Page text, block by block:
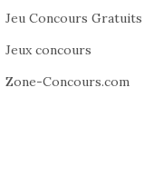
Jeu Concours Gratuits
Jeux concours
Zone-Concours.com